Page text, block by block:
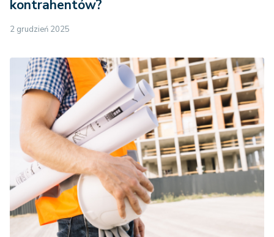
kontrahentów?
2 grudzień 2025